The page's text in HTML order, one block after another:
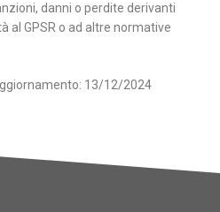
danni o perdite derivanti
al GPSR o ad altre normative
13/12/2024